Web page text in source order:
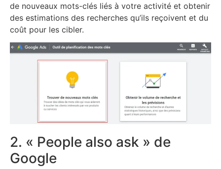
de nouveaux mots-clés liés à votre activité et obtenir
des estimations des recherches qu’ils reçoivent et du
coût pour les cibler.
2. « People also ask » de
Google